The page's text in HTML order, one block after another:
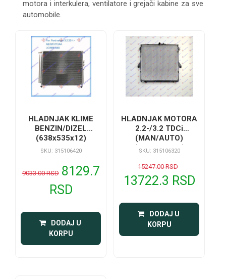
motora i interkulera, ventilatore i grejači kabine za sve
automobile.
HLADNJAK KLIME
BENZIN/DIZEL
(638x535x12)
SKU: 315106420
9033.00 RSD 8129.7
RSD
DODAJ U
KORPU
HLADNJAK MOTORA
2.2-/3.2 TDCi
(MAN/AUTO)
(605x640x16)
SKU: 315106320
15247.00 RSD
13722.3 RSD
DODAJ U
KORPU